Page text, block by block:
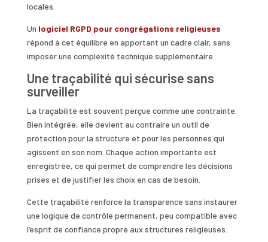
locales.
Un logiciel RGPD pour congrégations religieuses
répond à cet équilibre en apportant un cadre clair, sans
imposer une complexité technique supplémentaire.
Une traçabilité qui sécurise sans
surveiller
La traçabilité est souvent perçue comme une contrainte.
Bien intégrée, elle devient au contraire un outil de
protection pour la structure et pour les personnes qui
agissent en son nom. Chaque action importante est
enregistrée, ce qui permet de comprendre les décisions
prises et de justifier les choix en cas de besoin.
Cette traçabilité renforce la transparence sans instaurer
une logique de contrôle permanent, peu compatible avec
l’esprit de confiance propre aux structures religieuses.